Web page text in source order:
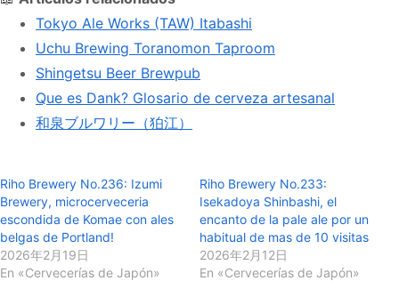
Tokyo Ale Works (TAW) Itabashi
Uchu Brewing Toranomon Taproom
Shingetsu Beer Brewpub
Que es Dank? Glosario de cerveza artesanal
和泉ブルワリー（狛江）
Riho Brewery No.236: Izumi
Brewery, microcerveceria
escondida de Komae con ales
belgas de Portland!
2026年2月19日
En «Cervecerías de Japón»
Riho Brewery No.233:
Isekadoya Shinbashi, el
encanto de la pale ale por un
habitual de mas de 10 visitas
2026年2月12日
En «Cervecerías de Japón»